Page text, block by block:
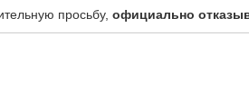
просьбу,официально